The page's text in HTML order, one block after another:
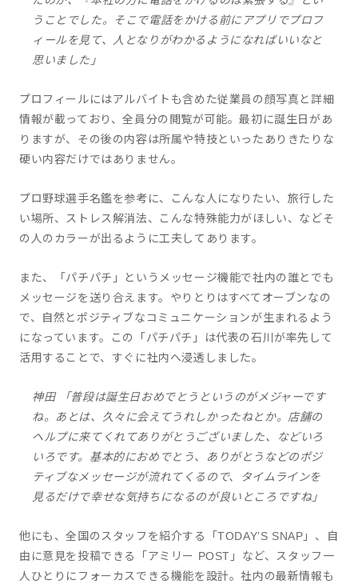
うことでした。そこで電話をかける前にアプリでプロフ
ィールを見て、人となりがわかるようになればいいなと
思いました」
プロフィールにはアルバイトも含めた従業員の顔写真と詳細
情報が載っており、全員分の閲覧が可能。最初に誕生日があ
りますが、その後の内容は所属や特技といったありきたりな
硬い内容だけではありません。
プロ野球選手名鑑を参考に、こんな人になりたい、旅行した
い場所、ストレス解消法、こんな特殊能力がほしい、などそ
の人のカラーが出るように工夫してあります。
また、「パチパチ」というメッセージ機能で社内の誰とでも
メッセージを送り合えます。やりとりはすべてオーブンなの
で、自然とポジティブなコミュニケーションが生まれるよう
になっています。この「パチパチ」は代表の石川が率先して
活用することで、すぐに社内へ浸透しました。
神田 「普段は誕生日おめでとうというのがメジャーです
ね。あとは、久々に会えてうれしかったねとか。店舗の
ヘルプに来てくれてありがとうございました、などいろ
いろです。基本的におめでとう、ありがとうなどのポジ
ティブなメッセージが流れてくるので、タイムラインを
見るだけで幸せな気持ちになるのが良いところですね」
他にも、全国のスタッフを紹介する「TODAY’S SNAP」、自
由に意見を投稿できる「アミリー POST」など、スタッフ一
人ひとりにフォーカスできる機能を設計。社内の最新情報も